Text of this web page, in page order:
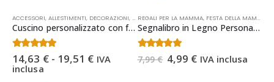
prodotto
ha
più
varianti.
Le
ACCESSORI, ALLESTIMENTI, DECORAZIONI, ADDOBBI ,DECORAZIONI CAMERETTA BAMBINI
Cuscino personalizzato con foto e testo 40×40 – regalo unico
4.40 Su 5
14,63 € - 19,51 €Fascia
IVA
inclusa
REGALI PER LA MAMMA, FESTA DELLA MAMMA
Segnalibro in Legno Personalizzato per la Mamma – Regalo Festa della Mamma, Compleanno, Natale
4.43Su 5
7,99€ Il
prezzo
4,99 €IlIVA inclusa